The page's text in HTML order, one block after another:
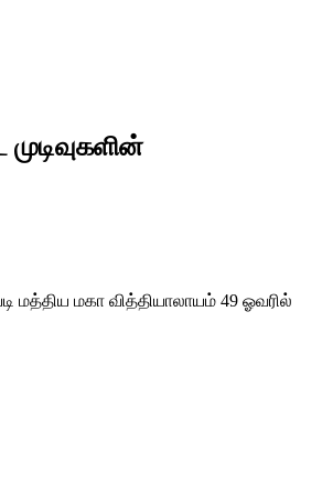
மத்திய மகா வித்தியாலாயம் 49 ஓவரில்